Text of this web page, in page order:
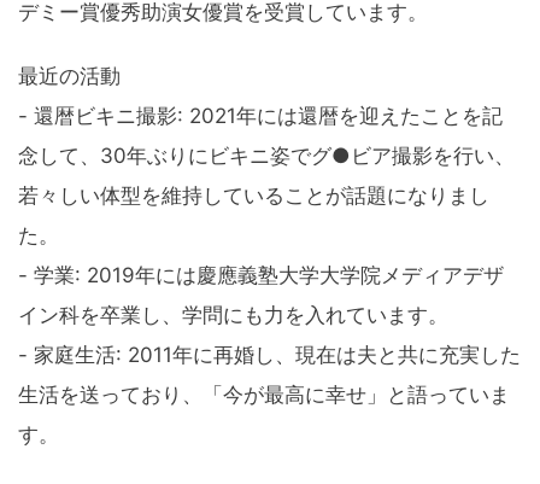
デミー賞優秀助演女優賞を受賞しています。
最近の活動
- 還暦ビキニ撮影: 2021年には還暦を迎えたことを記
念して、30年ぶりにビキニ姿でグ●ビア撮影を行い、
若々しい体型を維持していることが話題になりまし
た。
- 学業: 2019年には慶應義塾大学大学院メディアデザ
イン科を卒業し、学問にも力を入れています。
- 家庭生活: 2011年に再婚し、現在は夫と共に充実した
生活を送っており、「今が最高に幸せ」と語っていま
す。